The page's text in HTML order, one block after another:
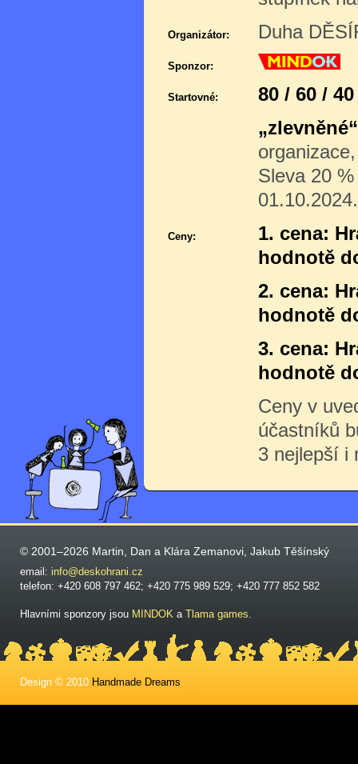
Organizátor: Duha
Sponzor:
Startovné:
80 / 60 /
„zlevněné“
Sleva 20
01.10.2024.
Ceny:
1. cena:
hodnotě
2. cena:
hodnotě
3. cena:
hodnotě
Ceny v
účastníků
3 nejlepší i
© 2001–2026 Martin, Dan a Klára Zemanovi, Jakub Těšínský
email: info@deskohrani.cz
telefon: +420 608 797 462; +420 775 989 529; +420 777 852 582
Hlavními sponzory jsou MINDOK a Tlama games.
Design © 2010 Handmade Dreams